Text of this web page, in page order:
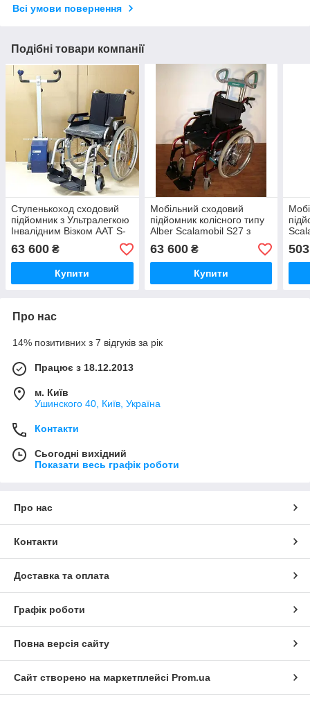
Всі умови повернення
Подібні товари компанії
Ступенькоход сходовий
підйомник з Ультралегкою
Інвалідним Візком AAT S-
Max Stairclimber +
Wheelchair
63 600 ₴
Купити
Мобільний сходовий
підйомник колісного типу
Alber Scalamobil S27 з
Ультра Легкої Інвалідним
Візком
63 600₴
Купити
Про нас
14% позитивних з 7 відгуків за рік
Працює з 18.12.2013
м. Київ
Ушинского 40, Київ, Україна
Контакти
Сьогодні вихідний
Показати весь графік роботи
Про нас
Контакти
Доставка та оплата
Графік роботи
Повна версія сайту
Сайт створено на маркетплейсі Prom.ua